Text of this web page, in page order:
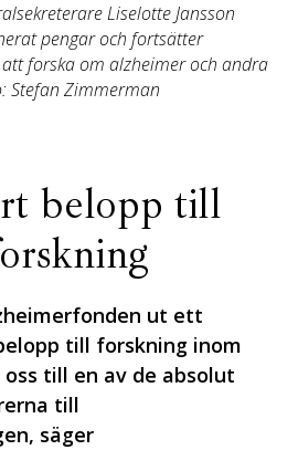
Liselotte Jansson
pengar och fortsätter
forska om alzheimer och andra
Stefan Zimmerman
belopp till
ut ett
till forskning inom
till en av de absolut
till
säger